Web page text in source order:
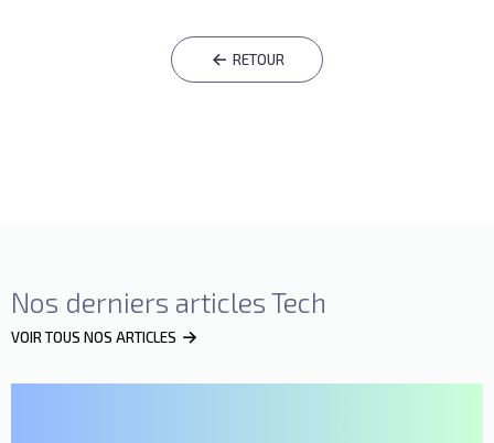
RETOUR
Nos derniers articles Tech
VOIR TOUS NOS ARTICLES